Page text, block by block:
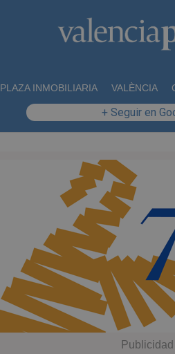
PLAZA INMOBILIARIA VALÈNCIA
+ Seguir en